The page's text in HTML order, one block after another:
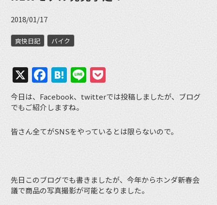
2018/01/17
爽快日記 バイク
X Facebook
Hatena
Line
今日は、Facebook、twitterでは投稿しましたが、ブログ
でもご紹介しますね。
皆さん全てがSNSをやっているとは限らないので。
先日このブログでも書きましたが、今年からホンダ新春会
議で商品の写真撮影が可能となりました。